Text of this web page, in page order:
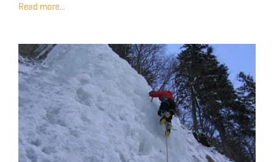
Read more...